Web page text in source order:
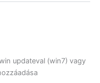
updateval (win7) vagy